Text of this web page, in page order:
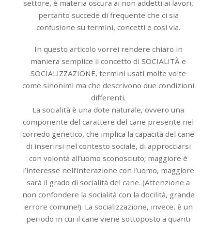
settore, è materia oscura ai non addetti ai lavori,
pertanto succede di frequente che ci sia
confusione su termini, concetti e così via.
In questo articolo vorrei rendere chiaro in
maniera semplice il concetto di SOCIALITÀ e
SOCIALIZZAZIONE, termini usati molte volte
come sinonimi ma che descrivono due condizioni
differenti.
La socialità è una dote naturale, ovvero una
componente del carattere del cane presente nel
corredo genetico, che implica la capacità del cane
di inserirsi nel contesto sociale, di approcciarsi
con volontà all’uomo sconosciuto; maggiore è
l’interesse nell’interazione con l’uomo, maggiore
sarà il grado di socialità del cane. (Attenzione a
non confondere la socialità con la docilità, grande
errore comune!). La socializzazione, invece, è un
periodo in cui il cane viene sottoposto a quanti